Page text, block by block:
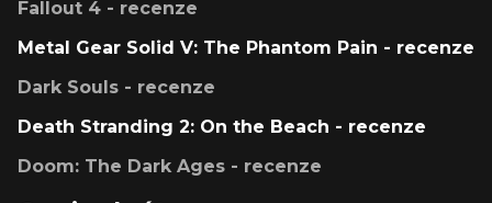
Fallout 4 - recenze
Metal Gear Solid V: The Phantom Pain - recenze
Dark Souls - recenze
Death Stranding 2: On the Beach - recenze
Doom: The Dark Ages - recenze